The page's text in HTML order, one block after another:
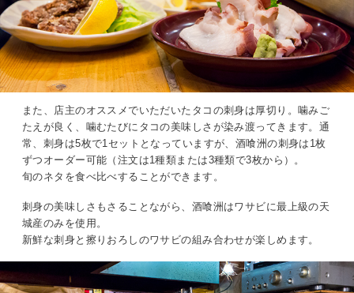
また、店主のオススメでいただいたタコの刺身は厚切り。噛みご
たえが良く、噛むたびにタコの美味しさが染み渡ってきます。通
常、刺身は5枚で1セットとなっていますが、酒喰洲の刺身は1枚
ずつオーダー可能（注文は1種類または3種類で3枚から）。
旬のネタを食べ比べすることができます。
刺身の美味しさもさることながら、酒喰洲はワサビに最上級の天
城産のみを使用。
新鮮な刺身と擦りおろしのワサビの組み合わせが楽しめます。